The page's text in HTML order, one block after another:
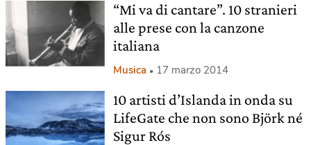
“Mi va di cantare”. 10 stranieri
alle prese con la canzone
italiana
Musica 17 marzo 2014
10 artisti d’Islanda in onda su
LifeGate che non sono Björk né
Sigur Rós